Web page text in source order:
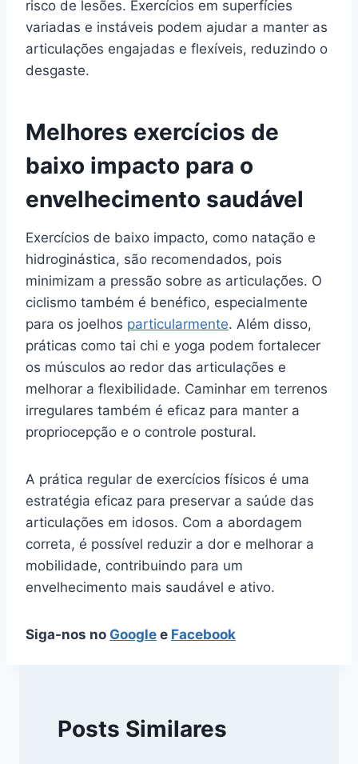
risco de lesões. Exercícios em superfícies
variadas e instáveis podem ajudar a manter as
articulações engajadas e flexíveis, reduzindo o
desgaste.
Melhores exercícios de
baixo impacto para o
envelhecimento saudável
Exercícios de baixo impacto, como natação e
hidroginástica, são recomendados, pois
minimizam a pressão sobre as articulações. O
ciclismo também é benéfico, especialmente
para os joelhos particularmente. Além disso,
práticas como tai chi e yoga podem fortalecer
os músculos ao redor das articulações e
melhorar a flexibilidade. Caminhar em terrenos
irregulares também é eficaz para manter a
propriocepção e o controle postural.
A prática regular de exercícios físicos é uma
estratégia eficaz para preservar a saúde das
articulações em idosos. Com a abordagem
correta, é possível reduzir a dor e melhorar a
mobilidade, contribuindo para um
envelhecimento mais saudável e ativo.
Siga-nos no Google e Facebook
Posts Similares